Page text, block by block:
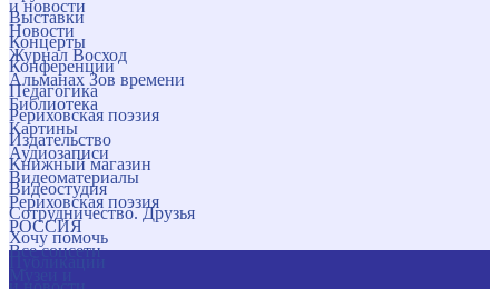
и новости
Новости
Журнал Восход
Альманах Зов времени
Библиотека
Картины
Аудиозаписи
Видеоматериалы
Рериховская поэзия
РОССИЯ
Все соцсети
Выставки
Концерты
Конференции
Педагогика
Рериховская поэзия
Издательство
Книжный магазин
Видеостудия
Сотрудничество. Друзья
Хочу помочь